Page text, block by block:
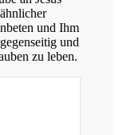
und Ihm
und
zu leben.